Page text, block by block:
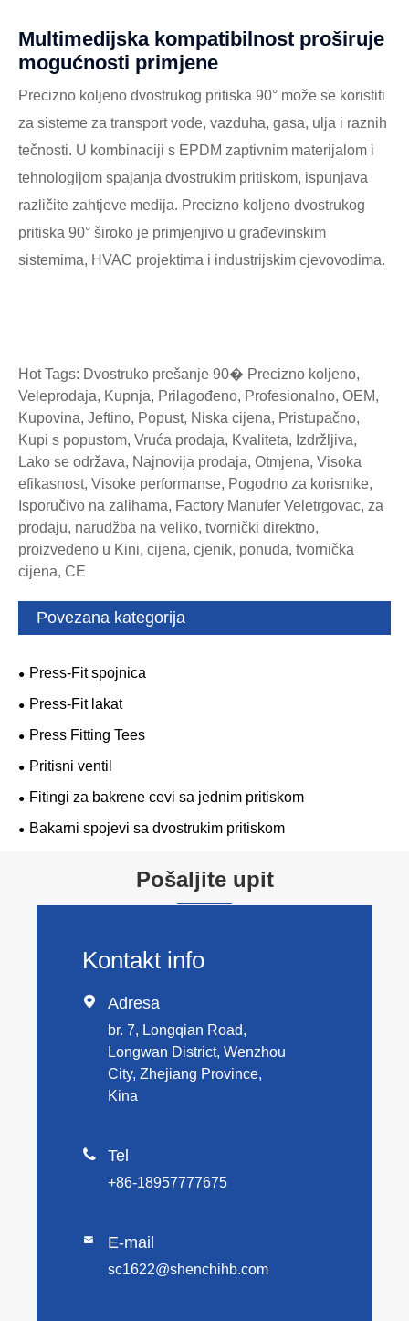
Multimedijska kompatibilnost proširuje
mogućnosti primjene
Precizno koljeno dvostrukog pritiska 90° može se koristiti
za sisteme za transport vode, vazduha, gasa, ulja i raznih
tečnosti. U kombinaciji s EPDM zaptivnim materijalom i
tehnologijom spajanja dvostrukim pritiskom, ispunjava
različite zahtjeve medija. Precizno koljeno dvostrukog
pritiska 90° široko je primjenjivo u građevinskim
sistemima, HVAC projektima i industrijskim cjevovodima.
Hot Tags: Dvostruko prešanje 90� Precizno koljeno,
Veleprodaja, Kupnja, Prilagođeno, Profesionalno, OEM,
Kupovina, Jeftino, Popust, Niska cijena, Pristupačno,
Kupi s popustom, Vruća prodaja, Kvaliteta, Izdržljiva,
Lako se održava, Najnovija prodaja, Otmjena, Visoka
efikasnost, Visoke performanse, Pogodno za korisnike,
Isporučivo na zalihama, Factory Manufer Veletrgovac, za
prodaju, narudžba na veliko, tvornički direktno,
proizvedeno u Kini, cijena, cjenik, ponuda, tvornička
cijena, CE
Povezana kategorija
Press-Fit spojnica
Press-Fit lakat
Press Fitting Tees
Pritisni ventil
Fitingi za bakrene cevi sa jednim pritiskom
Bakarni spojevi sa dvostrukim pritiskom
Pošaljite upit
Kontakt info
 Adresa
br. 7, Longqian Road,
Longwan District, Wenzhou
City, Zhejiang Province,
Kina
 Tel
+86-18957777675
 E-mail
sc1622@shenchihb.com